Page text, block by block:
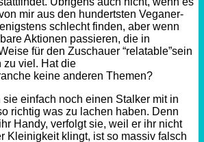
mir aus den hundertsten Veganer-
schlecht finden, aber wenn
Aktionen passieren, die in
für den Zuschauer “relatable”sein
zu viel. Hat die
keine anderen Themen?
sie einfach noch einen Stalker mit in
richtig was zu lachen haben. Denn
Handy, verfolgt sie, weil er ihr nicht
Kleinigkeit klingt, ist so massiv falsch